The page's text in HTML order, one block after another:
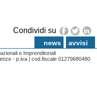
Condividi su
news avvisi
e Imprenditoriali
- p.iva | cod.fiscale 01279680480